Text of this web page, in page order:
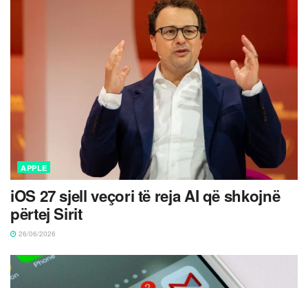
APPLE
iOS 27 sjell veçori të reja AI që shkojnë
përtej Sirit
26/06/2026